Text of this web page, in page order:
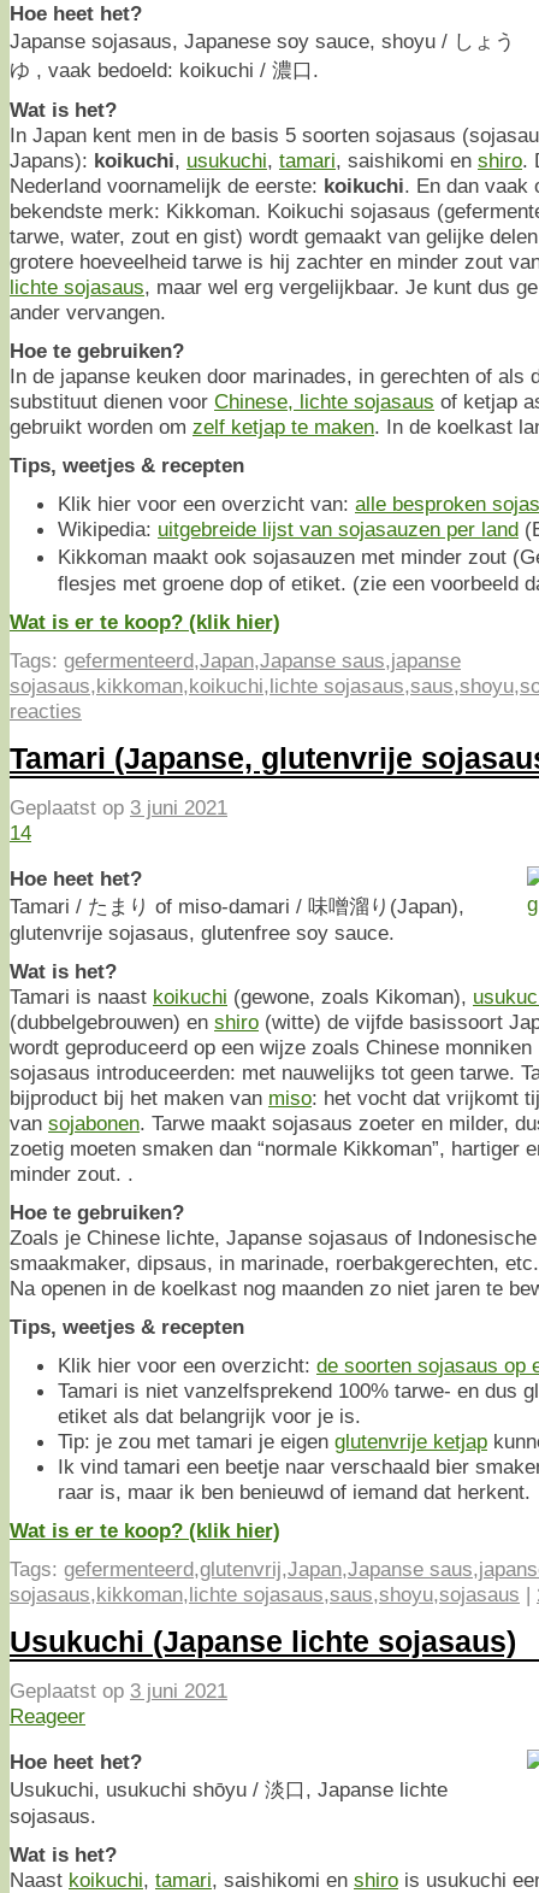
Hoe heet het?
Japanse sojasaus, Japanese soy sauce, shoyu / しょう
ゆ , vaak bedoeld: koikuchi / 濃口.
Wat is het?
In Japan kent men in de basis 5 soorten sojasaus
Japans): koikuchi, usukuchi, tamari, saishikomi en shiro.
Nederland voornamelijk de eerste: koikuchi. En dan vaak
bekendste merk: Kikkoman. Koikuchi sojasaus
tarwe, water, zout en gist) wordt gemaakt van gelijke
grotere hoeveelheid tarwe is hij zachter en minder zout
lichte sojasaus, maar wel erg vergelijkbaar. Je kunt dus
ander vervangen.
Hoe te gebruiken?
In de japanse keuken door marinades, in gerechten of als
substituut dienen voor Chinese, lichte sojasaus of ketjap
gebruikt worden om zelf ketjap te maken. In de koelkast
Tips, weetjes & recepten
Klik hier voor een overzicht van: alle besproken
Wikipedia: uitgebreide lijst van sojasauzen per land
Kikkoman maakt ook sojasauzen met minder zout
flesjes met groene dop of etiket. (zie een voorbeeld
Wat is er te koop? (klik hier)
Tags: gefermenteerd,Japan,Japanse saus,japanse
sojasaus,kikkoman,koikuchi,lichte sojasaus,saus,shoyu,
reacties
Tamari (Japanse, glutenvrije
Geplaatst op 3 juni 2021
14
Hoe heet het?
Tamari / たまり of miso-damari / 味噌溜り(Japan),
glutenvrije sojasaus, glutenfree soy sauce.
Wat is het?
Tamari is naast koikuchi (gewone, zoals Kikoman),
(dubbelgebrouwen) en shiro (witte) de vijfde basissoort
wordt geproduceerd op een wijze zoals Chinese
sojasaus introduceerden: met nauwelijks tot geen tarwe.
bijproduct bij het maken van miso: het vocht dat vrijkomt
van sojabonen. Tarwe maakt sojasaus zoeter en milder,
zoetig moeten smaken dan “normale Kikkoman”, hartiger
minder zout. .
Hoe te gebruiken?
Zoals je Chinese lichte, Japanse sojasaus of
smaakmaker, dipsaus, in marinade, roerbakgerechten, etc.
Na openen in de koelkast nog maanden zo niet jaren te
Tips, weetjes & recepten
Klik hier voor een overzicht: de soorten sojasaus op
Tamari is niet vanzelfsprekend 100% tarwe- en dus
etiket als dat belangrijk voor je is.
Tip: je zou met tamari je eigen glutenvrije ketjap
Ik vind tamari een beetje naar verschaald bier
raar is, maar ik ben benieuwd of iemand dat herkent.
Wat is er te koop? (klik hier)
Tags: gefermenteerd,glutenvrij,Japan,Japanse saus,
sojasaus,kikkoman,lichte sojasaus,saus,shoyu,sojasaus |
Usukuchi (Japanse lichte sojasaus)
Geplaatst op 3 juni 2021
Reageer
Hoe heet het?
Usukuchi, usukuchi shōyu / 淡口, Japanse lichte
sojasaus.
Wat is het?
Naast koikuchi, tamari, saishikomi en shiro is usukuchi